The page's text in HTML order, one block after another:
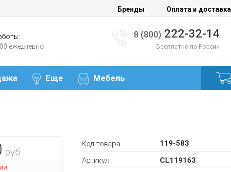
Бренды Оплата и доставка
ежедневно
8 (800) 222-32-14
Бесплатно по России
Еще Мебель
руб
Код товара
119-583
Артикул
CL119163